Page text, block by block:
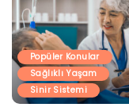
Popüler Konular
Sağlıklı Yaşam
Sinir Sistemi